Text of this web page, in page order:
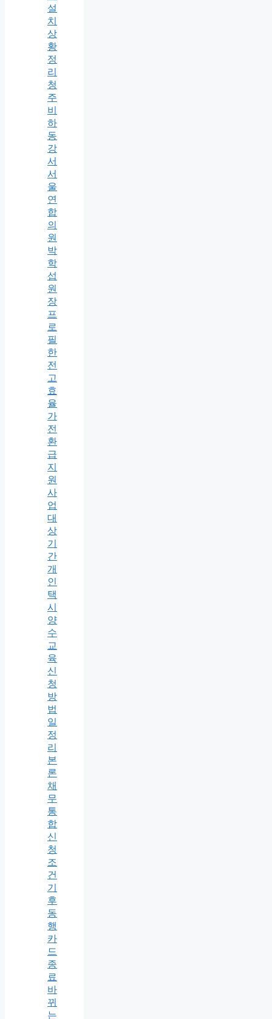
설
치
상
황
정
리
청
주
비
하
동
강
서
서
울
연
합
의
원
박
학
섭
원
장
프
로
필
한
전
고
효
율
가
전
환
급
지
원
사
업
대
상
기
간
개
인
택
시
양
수
교
육
신
청
방
법
일
정
리
본
론
채
무
통
합
신
청
조
건
기
후
동
행
카
드
종
료
바
뀌
는